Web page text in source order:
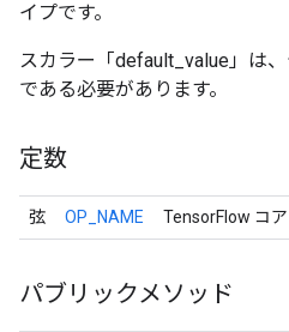
イプです。
スカラー「default_value」は
である必要があります。
定数
弦 OP_NAME TensorFlow コ
パブリックメソッド